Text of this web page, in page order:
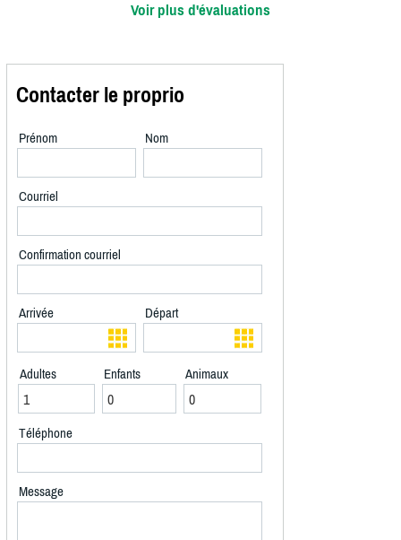
Voir plus d'évaluations
Contacter le proprio
Prénom Nom
Courriel
Confirmation courriel
Arrivée Départ
Adultes Enfants Animaux
Téléphone
Message